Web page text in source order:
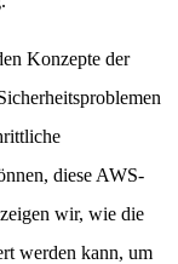
Konzepte der
diese AWS-
wir, wie die
werden kann, um